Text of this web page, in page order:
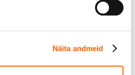
Näita andmeid